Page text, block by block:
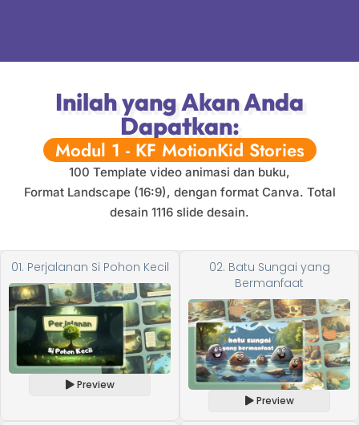
Inilah yang Akan Anda
Dapatkan:
Modul 1 - KF MotionKid Stories
100 Template video animasi dan buku,
Format Landscape (16:9), dengan format Canva. Total
desain 1116 slide desain.
01. Perjalanan Si Pohon Kecil
Preview
02. Batu Sungai yang
Bermanfaat
Preview